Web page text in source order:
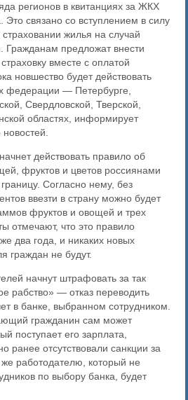
регионов в квитанциях за ЖКХ
Это связано со вступлением в силу
жилья на случай
Гражданам предложат внести
вместе с оплатой
новшество будет действовать
федерации — Петербурге,
Свердловской, Тверской,
областях, информирует
действовать правило об
фруктов и цветов россиянами
Согласно нему, без
ввезти в страну можно будет
фруктов и овощей и трех
отмечают, что это правило
два года, и никаких новых
граждан не будут.
начнут штрафовать за так
рабство» — отказ переводить
в банке, выбранном сотрудником.
гражданин сам может
поступает его зарплата,
ранее отсутствовали санкции за
работодателю, который не
по выбору банка, будет